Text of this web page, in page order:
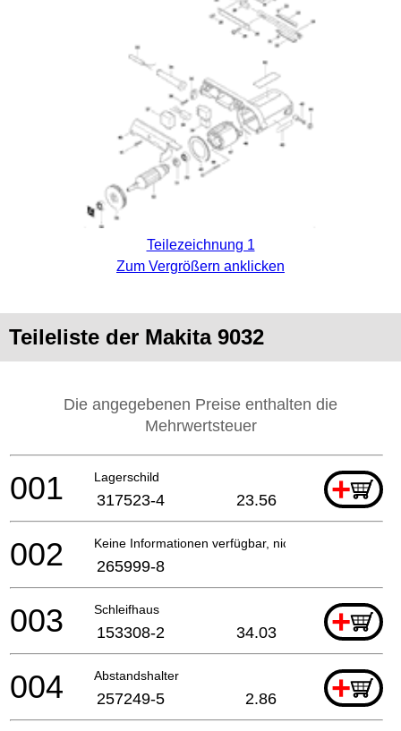
Teilezeichnung 1
Zum Vergrößern anklicken
Teileliste der Makita 9032
Die angegebenen Preise enthalten die
Mehrwertsteuer
Lagerschild +
001 317523-4 23.56
Keine Informationen verfügbar, nicht bestellbar
002 265999-8
Schleifhaus +
003 153308-2 34.03
Abstandshalter +
004 257249-5 2.86